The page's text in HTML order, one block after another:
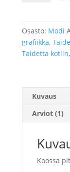
Osasto: Modi
grafiikka, Taide
Taidetta kotiin,
Kuvaus
Arviot (1)
Koossa